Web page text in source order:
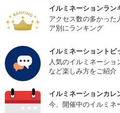
イルミネーションラン
アクセス数の多かった
ア別にランキング
イルミネーショントピ
人気のイルミネーシ
など楽しみ方をご紹介
イルミネーションカレ
今、開催中のイルミネ